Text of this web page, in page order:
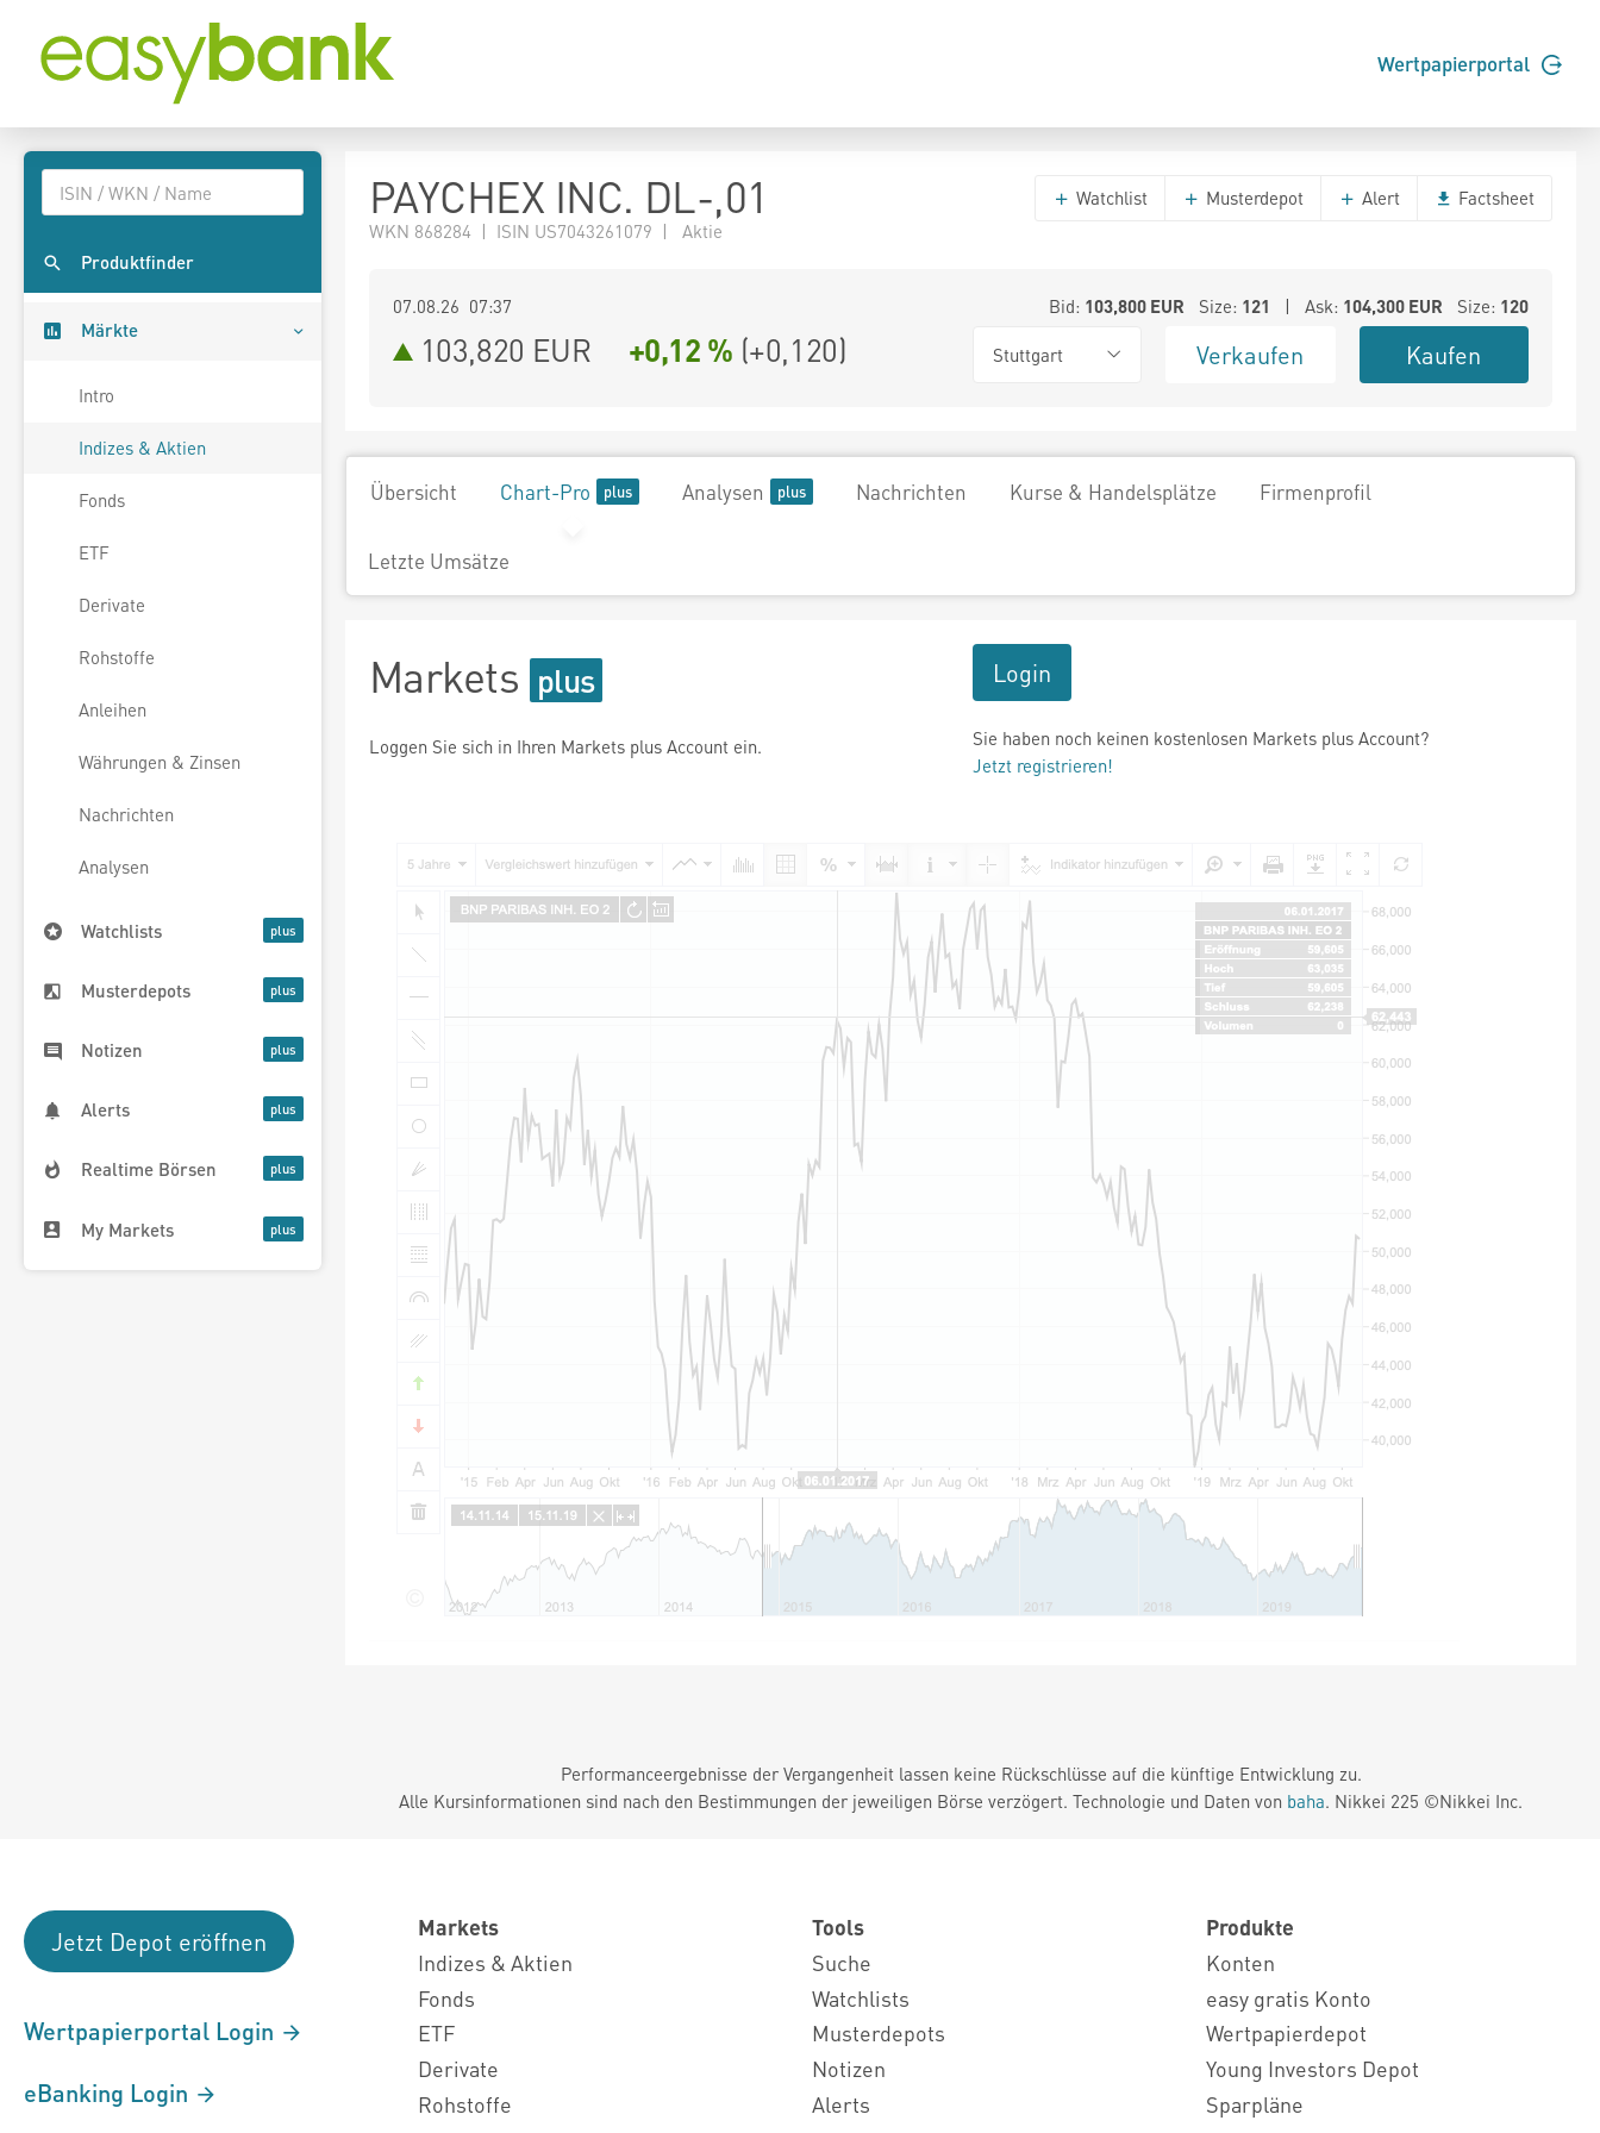
Wertpapierportal
Produktfinder
Märkte
Intro
Indizes & Aktien
Fonds
ETF
Derivate
Rohstoffe
Anleihen
Währungen & Zinsen
Nachrichten
Analysen
Watchlists
Musterdepots
Notizen
Alerts
Realtime Börsen
My Markets
PAYCHEX INC. DL-,01
WKN 868284 | ISIN US7043261079 | Aktie
Watchlist Musterdepot Alert Factsheet
07.08.26 07:37 Bid: 103,800EUR Size: 121 | Ask: 104,300EUR Size: 120
103,820 EUR +0,12 % (+0,120) Stuttgart Verkaufen Kaufen
Übersicht Chart-Pro Analysen Nachrichten Kurse & Handelsplätze Firmenprofil
Letzte Umsätze
Markets
Loggen Sie sich in Ihren Markets plus Account ein.
Login
Sie haben noch keinen kostenlosen Markets plus Account?
Jetzt registrieren!
Performanceergebnisse der Vergangenheit lassen keine Rückschlüsse auf die künftige Entwicklung zu.
Alle Kursinformationen sind nach den Bestimmungen der jeweiligen Börse verzögert. Technologie und Daten von baha. Nikkei 225 ©Nikkei Inc.
Jetzt Depot eröffnen
Wertpapierportal Login
eBanking Login
Markets
Indizes & Aktien
Fonds
ETF
Derivate
Rohstoffe
Tools
Suche
Watchlists
Musterdepots
Notizen
Alerts
Produkte
Konten
easy gratis Konto
Wertpapierdepot
Young Investors Depot
Sparpläne